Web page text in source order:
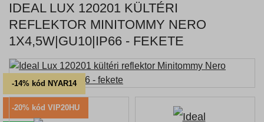
IDEAL LUX 120201 KÜLTÉRI
REFLEKTOR MINITOMMY NERO
1X4,5W|GU10|IP66 - FEKETE
-14% kód NYAR14
-20% kód VIP20HU